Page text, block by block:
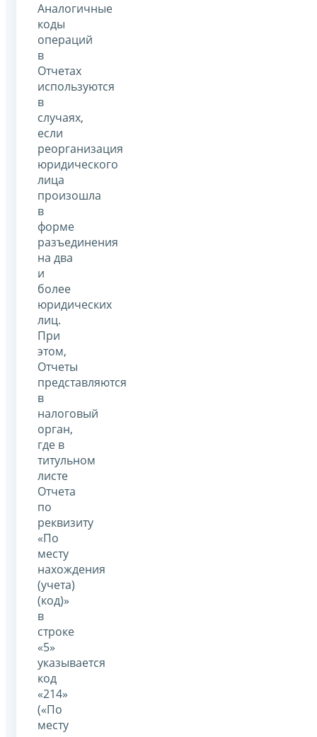
Аналогичные
коды
операций
в
Отчетах
используются
в
случаях,
если
реорганизация
юридического
лица
произошла
в
форме
разъединения
на два
и
более
юридических
лиц.
При
этом,
Отчеты
представляются
в
налоговый
орган,
где в
титульном
листе
Отчета
по
реквизиту
«По
месту
нахождения
(учета)
(код)»
в
строке
«5»
указывается
код
«214»
(«По
месту